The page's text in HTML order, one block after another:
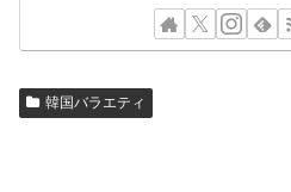
韓国バラエティ